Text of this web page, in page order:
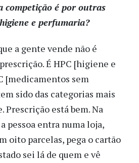
competição é por outras
e perfumaria?
a gente vende não é
É HPC [higiene e
[medicamentos sem
sido das categorias mais
Prescrição está bem. Na
pessoa entra numa loja,
oito parcelas, pega o cartão
sei lá de quem e vê